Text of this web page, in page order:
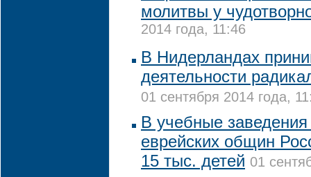
молитвы у
2014 года, 11:46
В Нидерландах
деятельности
01 сентября 2014 года,
В учебные
еврейских общин
15 тыс. детей 01